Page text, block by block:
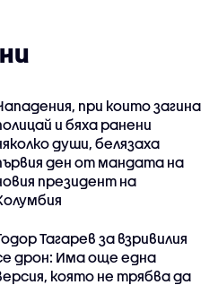
при които загина
и бяха ранени
души, белязаха
ден от мандата на
президент на
Тагарев за взривилия
дрон: Има още една
която не трябва да